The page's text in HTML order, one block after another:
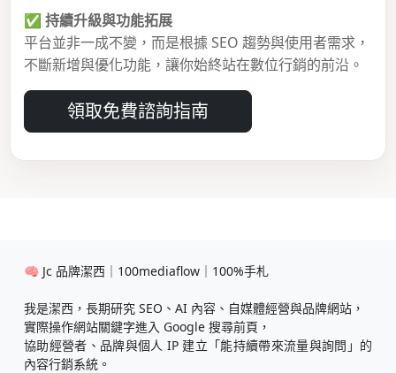
✅ 持續升級與功能拓展
平台並非一成不變，而是根據 SEO 趨勢與使用者需求，
不斷新增與優化功能，讓你始終站在數位行銷的前沿。
領取免費諮詢指南
🧠 Jc 品牌潔西｜100mediaflow｜100%手札
我是潔西，長期研究 SEO、AI 內容、自媒體經營與品牌網站，
實際操作網站關鍵字進入 Google 搜尋前頁，
協助經營者、品牌與個人 IP 建立「能持續帶來流量與詢問」的
內容行銷系統。